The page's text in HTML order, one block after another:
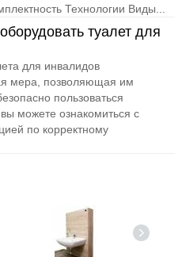
Технологии Виды...
туалет для
для инвалидов
мера, позволяющая им
пользоваться
можете ознакомиться с
по корректному